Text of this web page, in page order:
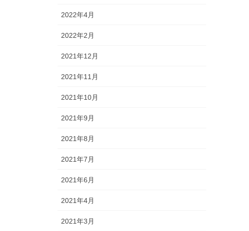
2022年4月
2022年2月
2021年12月
2021年11月
2021年10月
2021年9月
2021年8月
2021年7月
2021年6月
2021年4月
2021年3月